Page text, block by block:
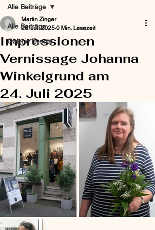
Alle Beiträge
Galerie Events
Alle Beiträge
Impressionen
Vernissage Johanna
Winkelgrund am
24. Juli 2025
Martin Zinger
26. Juli 2025 0 Min. Lesezeit